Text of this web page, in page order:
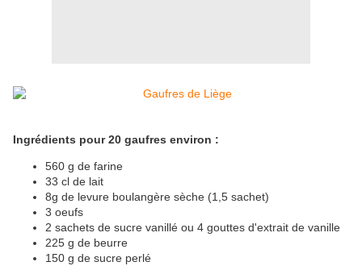
Ingrédients pour 20 gaufres environ :
560 g de farine
33 cl de lait
8g de levure boulangère sèche (1,5 sachet)
3 oeufs
2 sachets de sucre vanillé ou 4 gouttes d'extrait de vanille
225 g de beurre
150 g de sucre perlé